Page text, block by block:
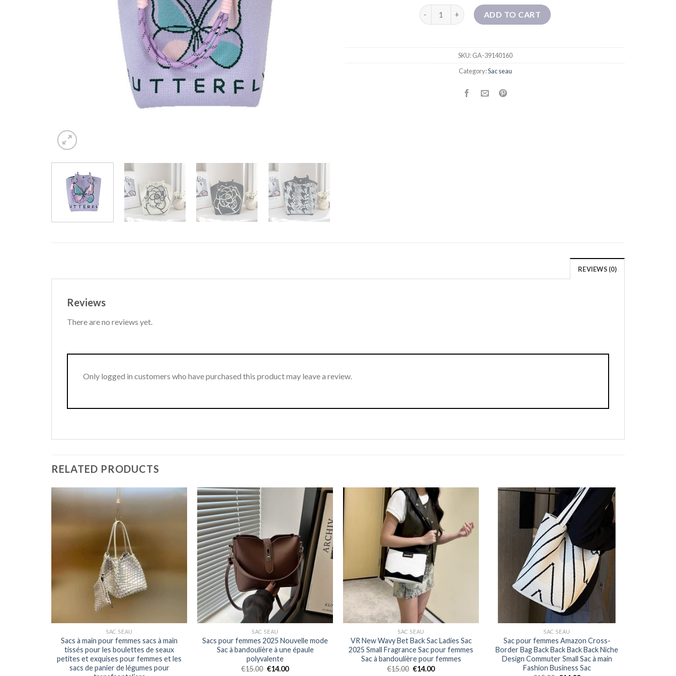
Amazon ebay rétro rétro en laine de poule en laine en tricot-tricot à banc
ADD TO CART
SKU:GA-39140160
Category:Sac seau
REVIEWS (0)
Reviews
There are no reviews yet.
Only logged in customers who have purchased this product may leave a review.
RELATED PRODUCTS
SAC SEAU
Sacs à main pour femmes sacs à main
tissés pour les boulettes de seaux
petites et exquises pour femmes et les
sacs de panier de légumes pour
SAC SEAU
Sacs pour femmes 2025 Nouvelle mode
Sac à bandoulière à une épaule
polyvalente
€15.00 €14.00
SAC SEAU
VR New Wavy Bet Back Sac Ladies Sac
2025 Small Fragrance Sac pour femmes
Sac à bandoulière pour femmes
€15.00 €14.00
SAC SEAU
Sac pour femmes Amazon Cross-
Border Bag Back Back Back Back Niche
Design Commuter Small Sac à main
Fashion Business Sac